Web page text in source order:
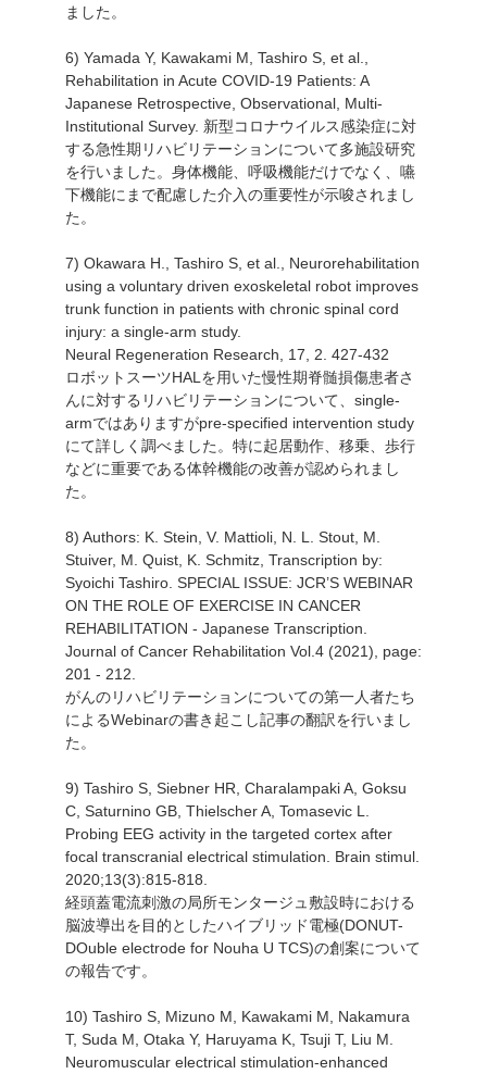
ました。
6) Yamada Y, Kawakami M, Tashiro S, et al.,
Rehabilitation in Acute COVID-19 Patients: A
Japanese Retrospective, Observational, Multi-
Institutional Survey. 新型コロナウイルス感染症に対
する急性期リハビリテーションについて多施設研究
を行いました。身体機能、呼吸機能だけでなく、嚥
下機能にまで配慮した介入の重要性が示唆されまし
た。
7) Okawara H., Tashiro S, et al., Neurorehabilitation
using a voluntary driven exoskeletal robot improves
trunk function in patients with chronic spinal cord
injury: a single-arm study.
Neural Regeneration Research, 17, 2. 427-432
ロボットスーツHALを用いた慢性期脊髄損傷患者さ
んに対するリハビリテーションについて、single-
armではありますがpre-specified intervention study
にて詳しく調べました。特に起居動作、移乗、歩行
などに重要である体幹機能の改善が認められまし
た。
8) Authors: K. Stein, V. Mattioli, N. L. Stout, M.
Stuiver, M. Quist, K. Schmitz, Transcription by:
Syoichi Tashiro. SPECIAL ISSUE: JCR’S WEBINAR
ON THE ROLE OF EXERCISE IN CANCER
REHABILITATION - Japanese Transcription.
Journal of Cancer Rehabilitation Vol.4 (2021), page:
201 - 212.
がんのリハビリテーションについての第一人者たち
によるWebinarの書き起こし記事の翻訳を行いまし
た。
9) Tashiro S, Siebner HR, Charalampaki A, Goksu
C, Saturnino GB, Thielscher A, Tomasevic L.
Probing EEG activity in the targeted cortex after
focal transcranial electrical stimulation. Brain stimul.
2020;13(3):815-818.
経頭蓋電流刺激の局所モンタージュ敷設時における
脳波導出を目的としたハイブリッド電極(DONUT-
DOuble electrode for Nouha U TCS)の創案について
の報告です。
10) Tashiro S, Mizuno M, Kawakami M, Nakamura
T, Suda M, Otaka Y, Haruyama K, Tsuji T, Liu M.
Neuromuscular electrical stimulation-enhanced